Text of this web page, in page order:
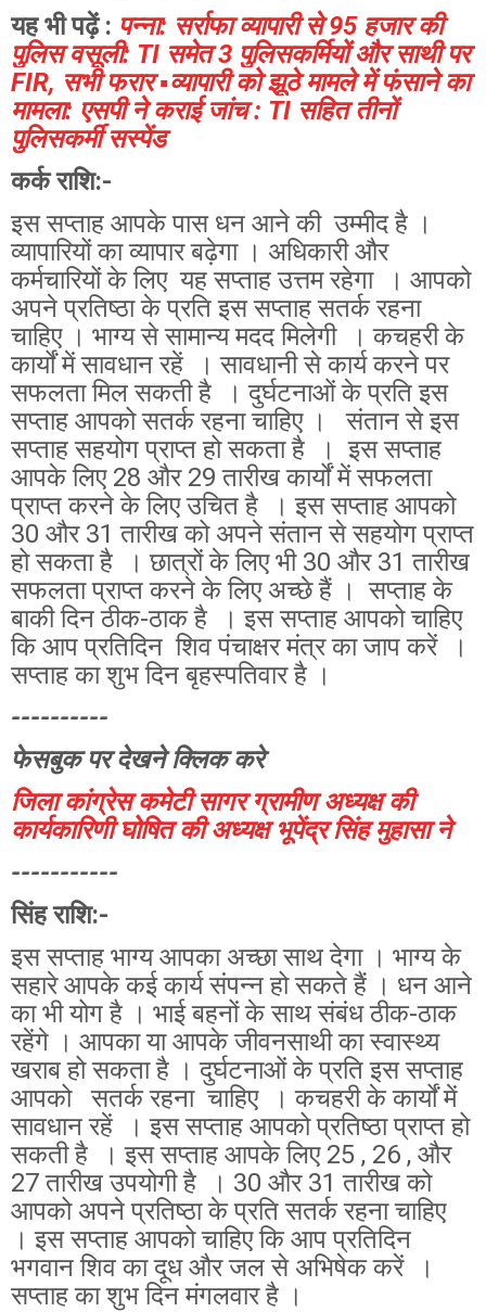
यह भी पढ़ें : पन्ना: सर्राफा व्यापारी से 95 हजार की
पुलिस वसूली: TI समेत 3 पुलिसकर्मियों और साथी पर
FIR, सभी फरार ▪️व्यापारी को झूठे मामले में फंसाने का
मामला: एसपी ने कराई जांच : TI सहित तीनों
पुलिसकर्मी सस्पेंड
कर्क राशि:-
इस सप्ताह आपके पास धन आने की उम्मीद है ।
व्यापारियों का व्यापार बढ़ेगा । अधिकारी और
कर्मचारियों के लिए यह सप्ताह उत्तम रहेगा । आपको
अपने प्रतिष्ठा के प्रति इस सप्ताह सतर्क रहना
चाहिए । भाग्य से सामान्य मदद मिलेगी । कचहरी के
कार्यों में सावधान रहें । सावधानी से कार्य करने पर
सफलता मिल सकती है । दुर्घटनाओं के प्रति इस
सप्ताह आपको सतर्क रहना चाहिए । संतान से इस
सप्ताह सहयोग प्राप्त हो सकता है । इस सप्ताह
आपके लिए 28 और 29 तारीख कार्यों में सफलता
प्राप्त करने के लिए उचित है । इस सप्ताह आपको
30 और 31 तारीख को अपने संतान से सहयोग प्राप्त
हो सकता है । छात्रों के लिए भी 30 और 31 तारीख
सफलता प्राप्त करने के लिए अच्छे हैं । सप्ताह के
बाकी दिन ठीक-ठाक है । इस सप्ताह आपको चाहिए
कि आप प्रतिदिन शिव पंचाक्षर मंत्र का जाप करें ।
सप्ताह का शुभ दिन बृहस्पतिवार है ।
----------
फेसबुक पर देखने क्लिक करे
जिला कांग्रेस कमेटी सागर ग्रामीण अध्यक्ष की
कार्यकारिणी घोषित की अध्यक्ष भूपेंद्र सिंह मुहासा ने
-----------
सिंह राशि:-
इस सप्ताह भाग्य आपका अच्छा साथ देगा । भाग्य के
सहारे आपके कई कार्य संपन्न हो सकते हैं । धन आने
का भी योग है । भाई बहनों के साथ संबंध ठीक-ठाक
रहेंगे । आपका या आपके जीवनसाथी का स्वास्थ्य
खराब हो सकता है । दुर्घटनाओं के प्रति इस सप्ताह
आपको सतर्क रहना चाहिए । कचहरी के कार्यों में
सावधान रहें । इस सप्ताह आपको प्रतिष्ठा प्राप्त हो
सकती है । इस सप्ताह आपके लिए 25 , 26 , और
27 तारीख उपयोगी है । 30 और 31 तारीख को
आपको अपने प्रतिष्ठा के प्रति सतर्क रहना चाहिए
। इस सप्ताह आपको चाहिए कि आप प्रतिदिन
भगवान शिव का दूध और जल से अभिषेक करें ।
सप्ताह का शुभ दिन मंगलवार है ।